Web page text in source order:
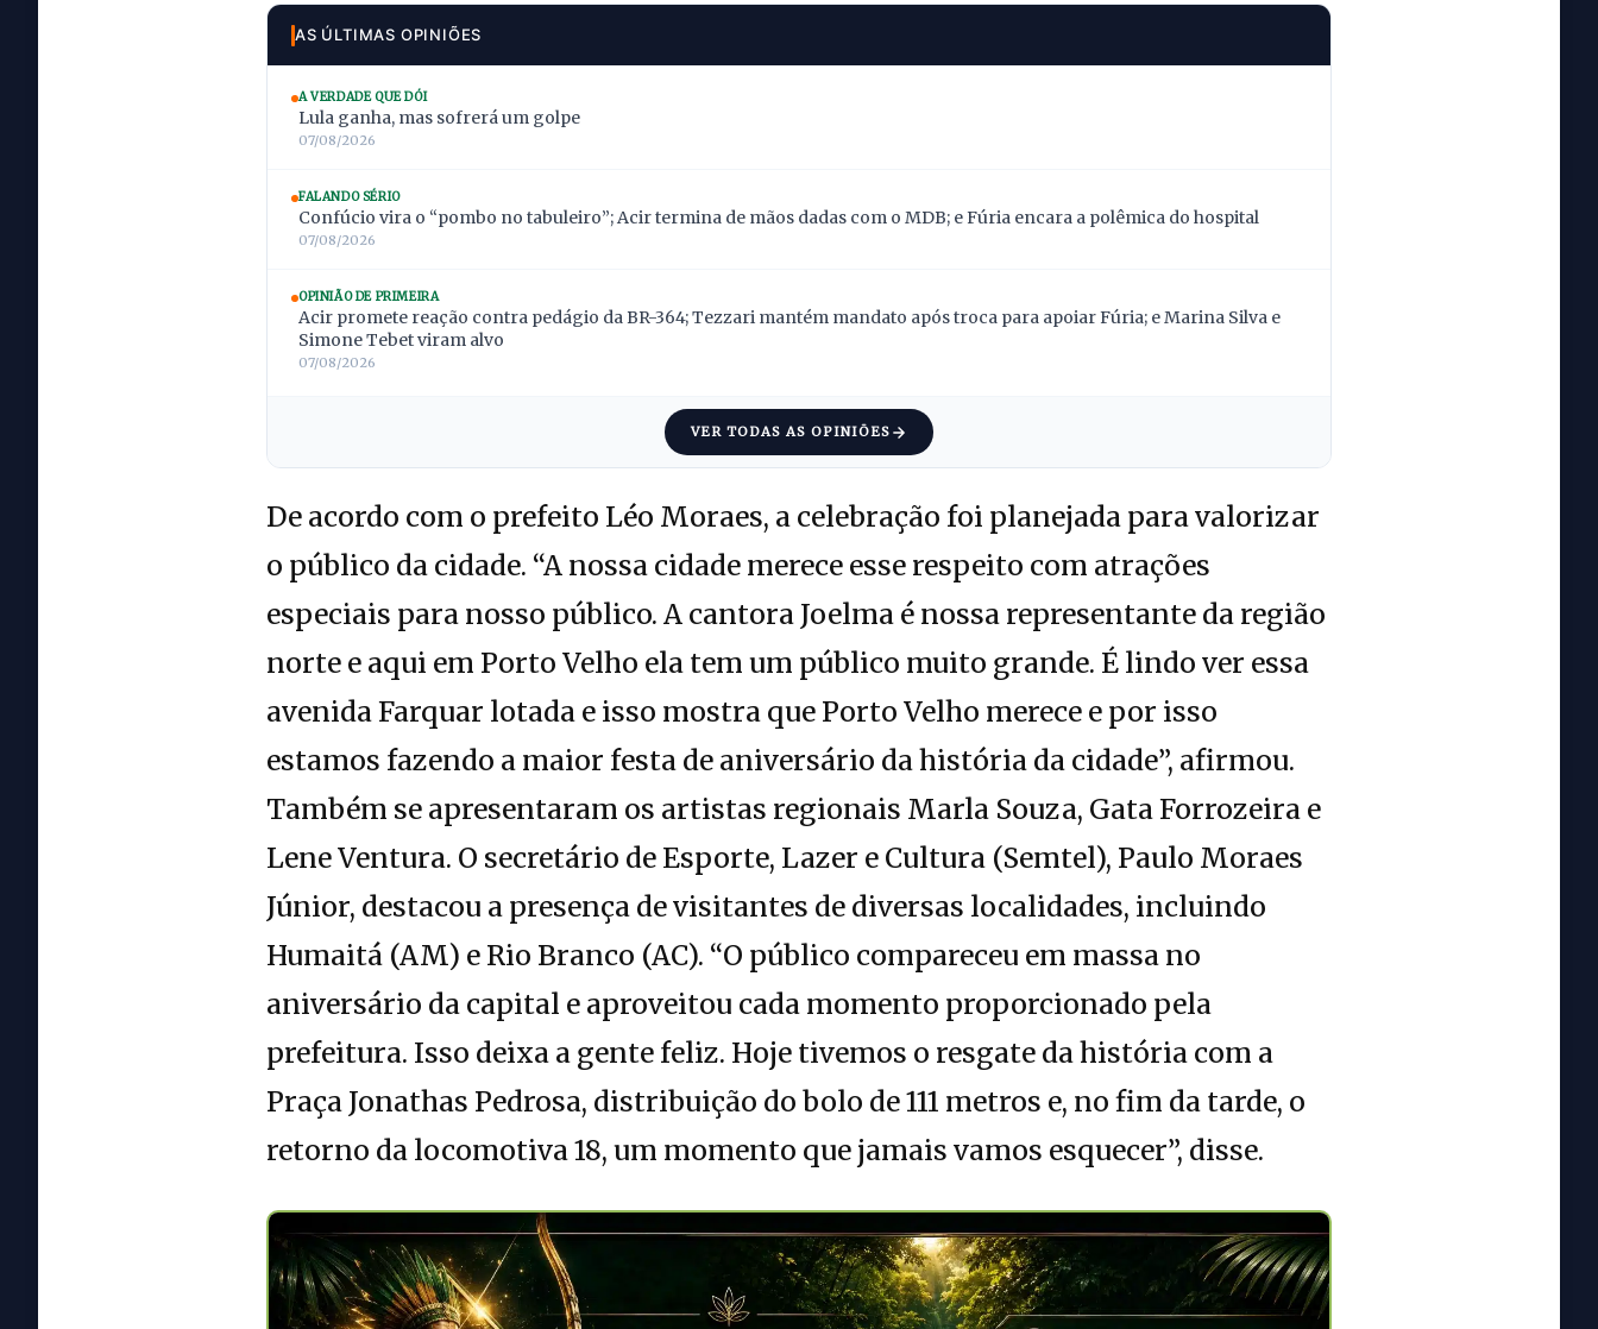
AS ÚLTIMAS OPINIÕES
A VERDADE QUE DÓI
Lula ganha, mas sofrerá um golpe
07/08/2026
FALANDO SÉRIO
Confúcio vira o “pombo no tabuleiro”; Acir termina de mãos dadas com o MDB; e Fúria encara a polêmica do hospital
07/08/2026
OPINIÃO DE PRIMEIRA
Acir promete reação contra pedágio da BR-364; Tezzari mantém mandato após troca para apoiar Fúria; e Marina Silva e
Simone Tebet viram alvo
07/08/2026
VER TODAS AS OPINIÕES
De acordo com o prefeito Léo Moraes, a celebração foi planejada para valorizar
o público da cidade. “A nossa cidade merece esse respeito com atrações
especiais para nosso público. A cantora Joelma é nossa representante da região
norte e aqui em Porto Velho ela tem um público muito grande. É lindo ver essa
avenida Farquar lotada e isso mostra que Porto Velho merece e por isso
estamos fazendo a maior festa de aniversário da história da cidade”, afirmou.
Também se apresentaram os artistas regionais Marla Souza, Gata Forrozeira e
Lene Ventura. O secretário de Esporte, Lazer e Cultura (Semtel), Paulo Moraes
Júnior, destacou a presença de visitantes de diversas localidades, incluindo
Humaitá (AM) e Rio Branco (AC). “O público compareceu em massa no
aniversário da capital e aproveitou cada momento proporcionado pela
prefeitura. Isso deixa a gente feliz. Hoje tivemos o resgate da história com a
Praça Jonathas Pedrosa, distribuição do bolo de 111 metros e, no fim da tarde, o
retorno da locomotiva 18, um momento que jamais vamos esquecer”, disse.